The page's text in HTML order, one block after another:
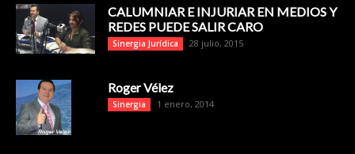
CALUMNIAR E INJURIAR EN MEDIOS Y
REDES PUEDE SALIR CARO
Sinergia Jurídica 28 julio, 2015
Roger Vélez
Sinergia 1 enero, 2014